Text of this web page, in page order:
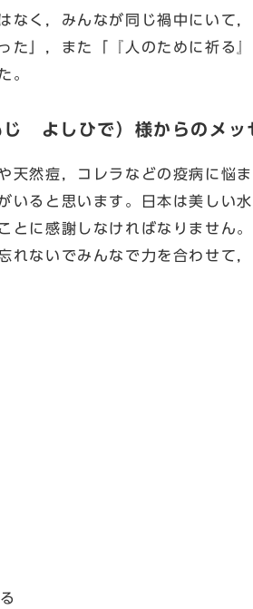
なく，みんなが同じ禍中にいて
た」，また「『人のために祈る
。
よしひで）様からのメッ
然痘，コレラなどの疫病に悩
いると思います。日本は美しい
とに感謝しなければなりません
れないでみんなで力を合わせて